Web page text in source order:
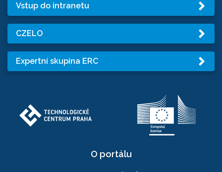
Vstup do intranetu
CZELO
Expertní skupina ERC
O portálu